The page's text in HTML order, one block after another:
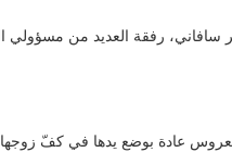
سافاني، رفقة العديد من مسؤولي
عادة بوضع يدها في كفّ